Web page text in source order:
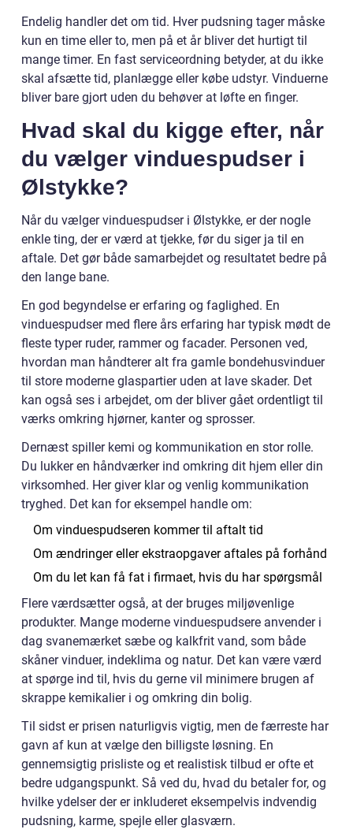
Endelig handler det om tid. Hver pudsning tager måske
kun en time eller to, men på et år bliver det hurtigt til
mange timer. En fast serviceordning betyder, at du ikke
skal afsætte tid, planlægge eller købe udstyr. Vinduerne
bliver bare gjort uden du behøver at løfte en finger.
Hvad skal du kigge efter, når
du vælger vinduespudser i
Ølstykke?
Når du vælger vinduespudser i Ølstykke, er der nogle
enkle ting, der er værd at tjekke, før du siger ja til en
aftale. Det gør både samarbejdet og resultatet bedre på
den lange bane.
En god begyndelse er erfaring og faglighed. En
vinduespudser med flere års erfaring har typisk mødt de
fleste typer ruder, rammer og facader. Personen ved,
hvordan man håndterer alt fra gamle bondehusvinduer
til store moderne glaspartier uden at lave skader. Det
kan også ses i arbejdet, om der bliver gået ordentligt til
værks omkring hjørner, kanter og sprosser.
Dernæst spiller kemi og kommunikation en stor rolle.
Du lukker en håndværker ind omkring dit hjem eller din
virksomhed. Her giver klar og venlig kommunikation
tryghed. Det kan for eksempel handle om:
Om vinduespudseren kommer til aftalt tid
Om ændringer eller ekstraopgaver aftales på forhånd
Om du let kan få fat i firmaet, hvis du har spørgsmål
Flere værdsætter også, at der bruges miljøvenlige
produkter. Mange moderne vinduespudsere anvender i
dag svanemærket sæbe og kalkfrit vand, som både
skåner vinduer, indeklima og natur. Det kan være værd
at spørge ind til, hvis du gerne vil minimere brugen af
skrappe kemikalier i og omkring din bolig.
Til sidst er prisen naturligvis vigtig, men de færreste har
gavn af kun at vælge den billigste løsning. En
gennemsigtig prisliste og et realistisk tilbud er ofte et
bedre udgangspunkt. Så ved du, hvad du betaler for, og
hvilke ydelser der er inkluderet eksempelvis indvendig
pudsning, karme, spejle eller glasværn.